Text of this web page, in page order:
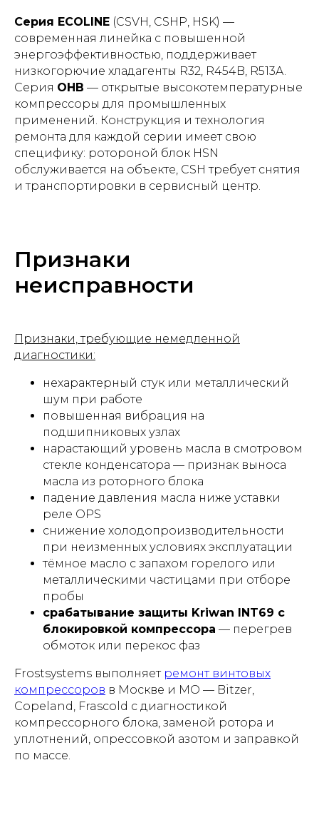
Серия ECOLINE (CSVH, CSHP, HSK) —
современная линейка с повышенной
энергоэффективностью, поддерживает
низкогорючие хладагенты R32, R454B, R513A.
Серия OHB — открытые высокотемпературные
компрессоры для промышленных
применений. Конструкция и технология
ремонта для каждой серии имеет свою
специфику: ротороной блок HSN
обслуживается на объекте, CSH требует снятия
и транспортировки в сервисный центр.
Признаки
неисправности
Признаки, требующие немедленной
диагностики:
нехарактерный стук или металлический
шум при работе
повышенная вибрация на
подшипниковых узлах
нарастающий уровень масла в смотровом
стекле конденсатора — признак выноса
масла из роторного блока
падение давления масла ниже уставки
реле OPS
снижение холодопроизводительности
при неизменных условиях эксплуатации
тёмное масло с запахом горелого или
металлическими частицами при отборе
пробы
срабатывание защиты Kriwan INT69 с
блокировкой компрессора — перегрев
обмоток или перекос фаз
Frostsystems выполняет ремонт винтовых
компрессоров в Москве и МО — Bitzer,
Copeland, Frascold с диагностикой
компрессорного блока, заменой ротора и
уплотнений, опрессовкой азотом и заправкой
по массе.